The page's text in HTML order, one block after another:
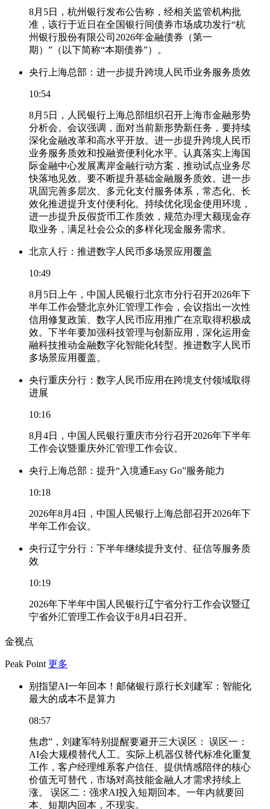
8月5日，杭州银行发布公告称，经相关监管机构批
准，该行于近日在全国银行间债券市场成功发行“杭
州银行股份有限公司2026年金融债券（第一
期）”（以下简称“本期债券”）。
央行上海总部：进一步提升跨境人民币业务服务质效
10:54
8月5日，人民银行上海总部组织召开上海市金融形势
分析会。会议强调，面对当前新形势新任务，要持续
深化金融改革和高水平开放。进一步提升跨境人民币
业务服务质效和投融资便利化水平。认真落实上海国
际金融中心发展离岸金融行动方案，推动试点业务尽
快落地见效。要不断提升基础金融服务质效。进一步
巩固完善多层次、多元化支付服务体系，常态化、长
效化推进提升支付便利化。持续优化现金使用环境，
进一步提升反假货币工作质效，规范办理大额现金存
取业务，满足社会公众的多样化现金服务需求。
北京人行：推进数字人民币多场景应用覆盖
10:49
8月5日上午，中国人民银行北京市分行召开2026年下
半年工作会暨北京外汇管理工作会，会议指出一次性
信用修复政策、数字人民币应用推广在京取得积极成
效。下半年要加强科技管理与创新应用，深化运用金
融科技推动金融数字化智能化转型。推进数字人民币
多场景应用覆盖。
央行重庆分行：数字人民币应用在跨境支付领域取得
进展
10:16
8月4日，中国人民银行重庆市分行召开2026年下半年
工作会议暨重庆外汇管理工作会议。
央行上海总部：提升“入境通Easy Go”服务能力
10:18
2026年8月4日，中国人民银行上海总部召开2026年下
半年工作会议。
央行辽宁分行：下半年继续提升支付、征信等服务质
效
10:19
2026年下半年中国人民银行辽宁省分行工作会议暨辽
宁省外汇管理工作会议于8月4日召开。
金视点
Peak Point 更多
别指望AI一年回本！邮储银行原行长刘建军：智能化
最大的成本不是算力
08:57
焦虑”，刘建军特别提醒要避开三大误区： 误区一：
AI会大规模替代人工。实际上机器仅替代标准化重复
工作，客户经理维系客户信任、提供情感陪伴的核心
价值无可替代，市场对高技能金融人才需求持续上
涨。 误区二：强求AI投入短期回本。一年内就要回
本、短期内回本，不现实。